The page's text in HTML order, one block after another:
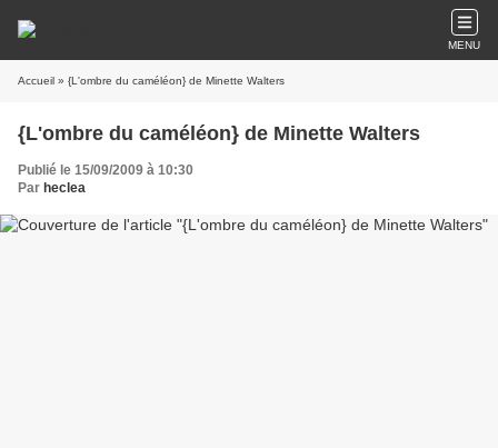
MENU
Accueil » {L'ombre du caméléon} de Minette Walters
{L'ombre du caméléon} de Minette Walters
Publié le 15/09/2009 à 10:30
Par heclea